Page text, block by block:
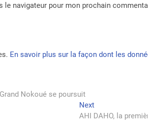
navigateur pour mon prochain
En savoir plus sur la façon dont les
Nokoué se poursuit
NextNext
post:
AHI DAHO, la